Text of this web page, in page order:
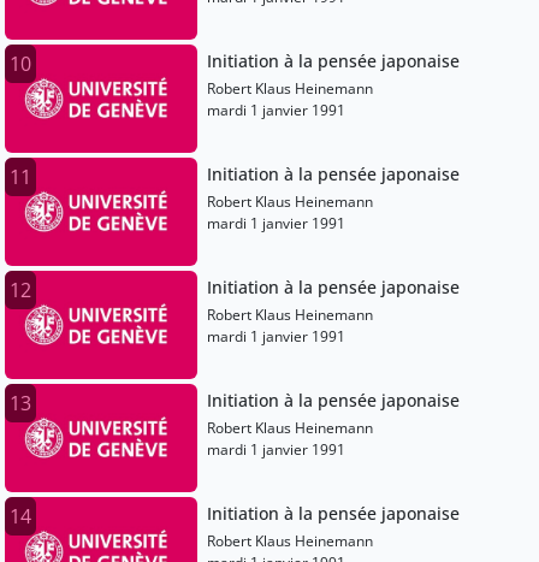
10 Initiation à la pensée japonaise
Robert Klaus Heinemann
mardi 1 janvier 1991
11 Initiation à la pensée japonaise
Robert Klaus Heinemann
mardi 1 janvier 1991
12 Initiation à la pensée japonaise
Robert Klaus Heinemann
mardi 1 janvier 1991
13 Initiation à la pensée japonaise
Robert Klaus Heinemann
mardi 1 janvier 1991
14 Initiation à la pensée japonaise
Robert Klaus Heinemann